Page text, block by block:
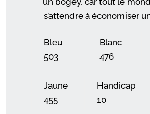
s’attendre à économiser
Bleu
503
Blanc
476
Jaune
455
Handicap
10